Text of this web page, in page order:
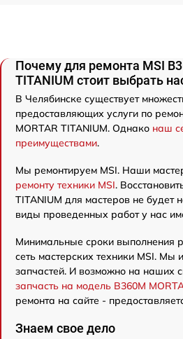
Почему для ремонта MSI
TITANIUM стоит выбрать
В Челябинске существует
предоставляющих услуги по
MORTAR TITANIUM. Однако наш
преимуществами.
Мы ремонтируем MSI. Наши
ремонту техники MSI.
TITANIUM для мастеров не будет
виды проведенных работ у нас
Минимальные сроки выполнения
сеть мастерских техники MSI. Мы
запчастей. И возможно на наших
запчасть на модель B360M
ремонта на сайте -
Знаем свое дело